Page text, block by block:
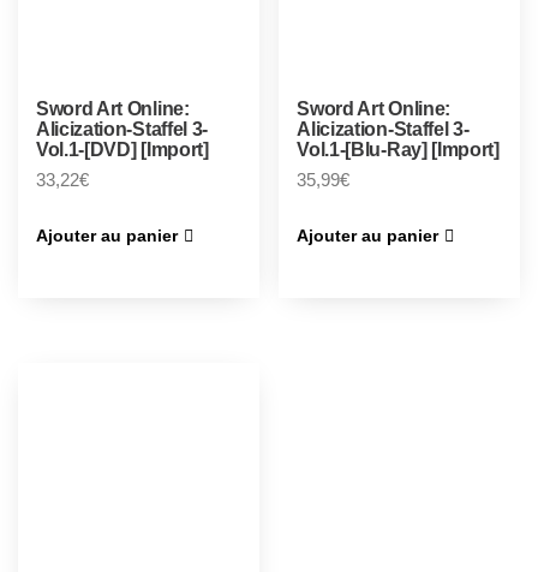
Sword Art Online:
Alicization-Staffel 3-
Vol.1-[DVD] [Import]
33,22€
Ajouter au panier
Sword Art Online:
Alicization-Staffel 3-
Vol.1-[Blu-Ray] [Import]
35,99€
Ajouter au panier